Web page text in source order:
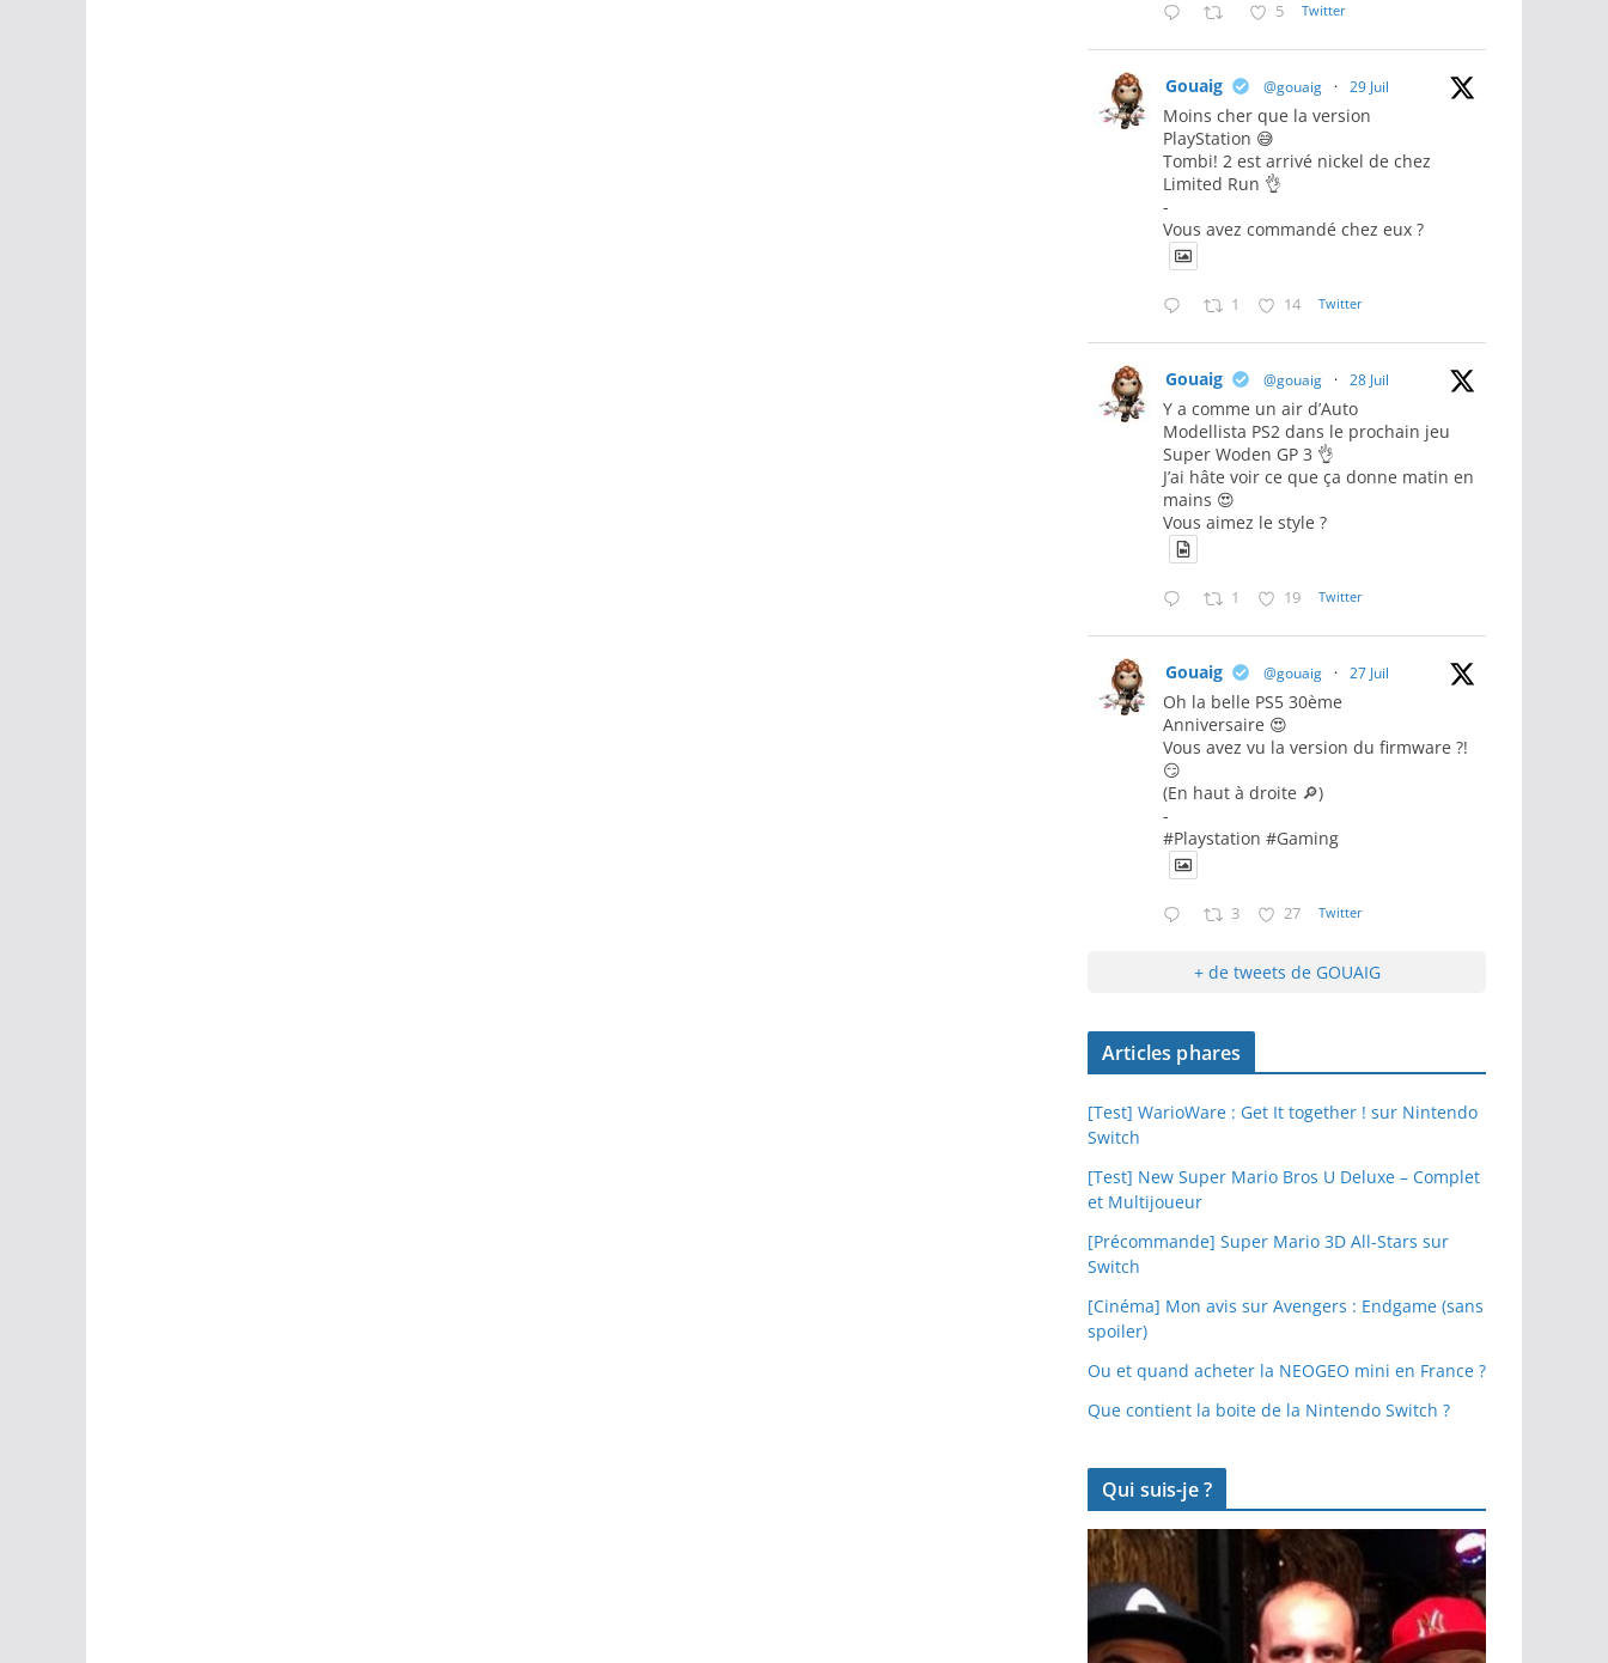
5 Twitter
Gouaig @gouaig · 29 Juil
Moins cher que la version
PlayStation 😅
Tombi! 2 est arrivé nickel de chez
Limited Run 👌
-
Vous avez commandé chez eux ?
1 14 Twitter
Gouaig @gouaig · 28 Juil
Y a comme un air d’Auto
Modellista PS2 dans le prochain jeu
Super Woden GP 3 👌
J’ai hâte voir ce que ça donne matin en
mains 😍
Vous aimez le style ?
1 19 Twitter
Gouaig @gouaig · 27 Juil
Oh la belle PS5 30ème
Anniversaire 😍
Vous avez vu la version du firmware ?!
😏
(En haut à droite 🔎)
-
#Playstation #Gaming
3 27 Twitter
+ de tweets de GOUAIG
Articles phares
[Test] WarioWare : Get It together ! sur Nintendo
Switch
[Test] New Super Mario Bros U Deluxe – Complet
et Multijoueur
[Précommande] Super Mario 3D All-Stars sur
Switch
[Cinéma] Mon avis sur Avengers : Endgame (sans
spoiler)
Ou et quand acheter la NEOGEO mini en France ?
Que contient la boite de la Nintendo Switch ?
Qui suis-je ?